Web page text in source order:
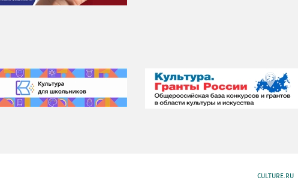
CULTURE.RU